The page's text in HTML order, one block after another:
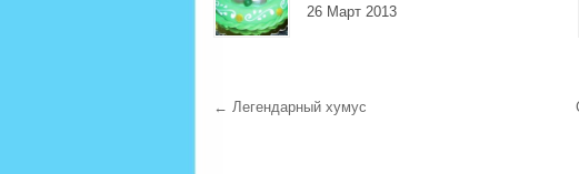
26 Март 2013
← Легендарный хумус